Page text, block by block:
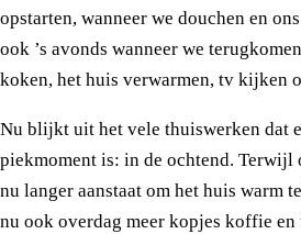
opstarten, wanneer we douchen en
ook ’s avonds wanneer we
koken, het huis verwarmen, tv kijken
Nu blijkt uit het vele thuiswerken dat
piekmoment is: in de ochtend. Terwijl
nu langer aanstaat om het huis warm
nu ook overdag meer kopjes koffie en